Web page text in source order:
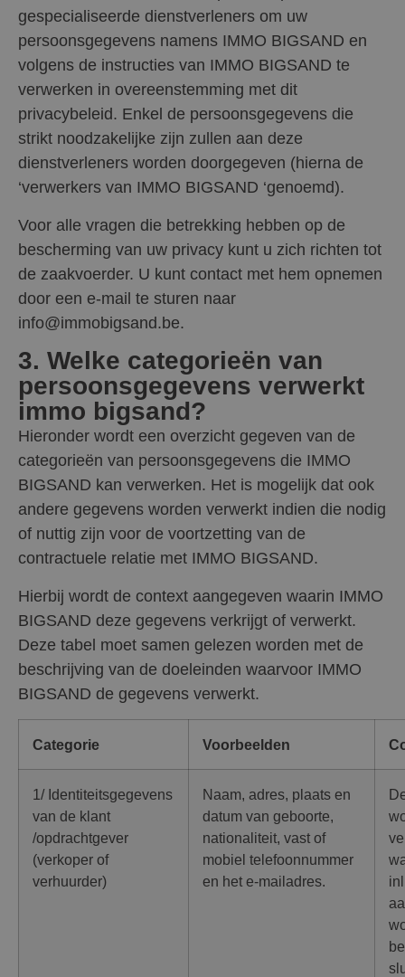
gespecialiseerde dienstverleners om uw
persoonsgegevens namens IMMO BIGSAND en
volgens de instructies van IMMO BIGSAND te
verwerken in overeenstemming met dit
privacybeleid. Enkel de persoonsgegevens die
strikt noodzakelijke zijn zullen aan deze
dienstverleners worden doorgegeven (hierna de
‘verwerkers van IMMO BIGSAND ‘genoemd).
Voor alle vragen die betrekking hebben op de
bescherming van uw privacy kunt u zich richten tot
de zaakvoerder. U kunt contact met hem opnemen
door een e-mail te sturen naar
info@immobigsand.be.
3. Welke categorieën van
persoonsgegevens verwerkt
immo bigsand?
Hieronder wordt een overzicht gegeven van de
categorieën van persoonsgegevens die IMMO
BIGSAND kan verwerken. Het is mogelijk dat ook
andere gegevens worden verwerkt indien die nodig
of nuttig zijn voor de voortzetting van de
contractuele relatie met IMMO BIGSAND.
Hierbij wordt de context aangegeven waarin IMMO
BIGSAND deze gegevens verkrijgt of verwerkt.
Deze tabel moet samen gelezen worden met de
beschrijving van de doeleinden waarvoor IMMO
BIGSAND de gegevens verwerkt.
Categorie Voorbeelden
1/ Identiteitsgegevens
van de klant
/opdrachtgever
(verkoper of
verhuurder)
Naam, adres, plaats en
datum van geboorte,
nationaliteit, vast of
mobiel telefoonnummer
en het e-mailadres.